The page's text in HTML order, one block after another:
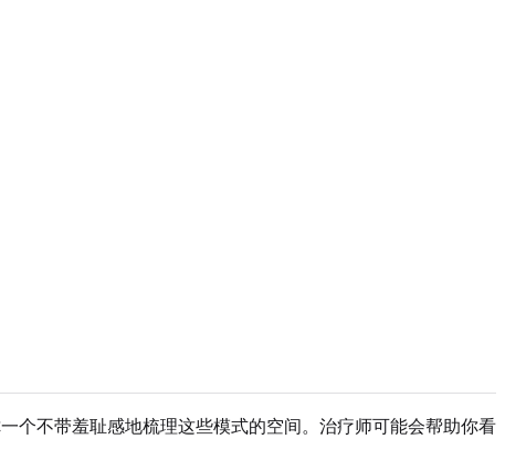
个不带羞耻感地梳理这些模式的空间。治疗师可能会帮助你看